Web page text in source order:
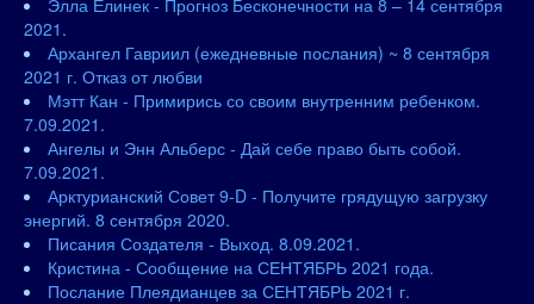
Элла Елинек - Прогноз Бесконечности на 8 – 14 сентября
2021.
Архангел Гавриил (ежедневные послания) ~ 8 сентября
2021 г. Отказ от любви
Мэтт Кан - Примирись со своим внутренним ребенком.
7.09.2021.
Ангелы и Энн Альберс - Дай себе право быть собой.
7.09.2021.
Арктурианский Совет 9-D - Получите грядущую загрузку
энергий. 8 сентября 2020.
Писания Создателя - Выход. 8.09.2021.
Кристина - Сообщение на СЕНТЯБРЬ 2021 года.
Послание Плеядианцев за СЕНТЯБРЬ 2021 г.